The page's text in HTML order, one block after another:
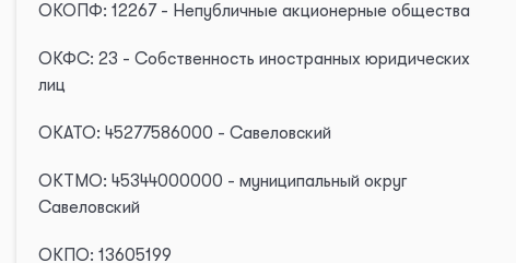
ОКОПФ: 12267 - Непубличные акционерные общества
ОКФС: 23 - Собственность иностранных юридических
лиц
ОКАТО: 45277586000 - Савеловский
ОКТМО: 45344000000 - муниципальный округ
Савеловский
ОКПО: 13605199